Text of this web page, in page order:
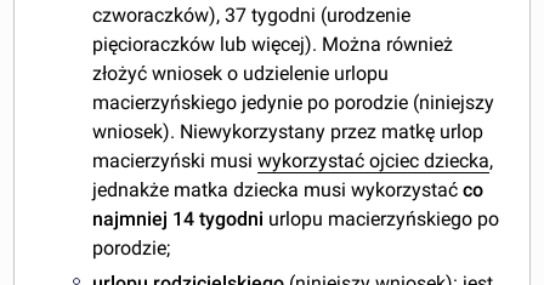
czworaczków), 37 tygodni (urodzenie
pięcioraczków lub więcej). Można również
złożyć wniosek o udzielenie urlopu
macierzyńskiego jedynie po porodzie (niniejszy
wniosek). Niewykorzystany przez matkę urlop
macierzyński musiwykorzystać ojciec dziecka,
jednakże matka dziecka musi wykorzystaćco
najmniej 14 tygodni urlopu macierzyńskiego po
porodzie;